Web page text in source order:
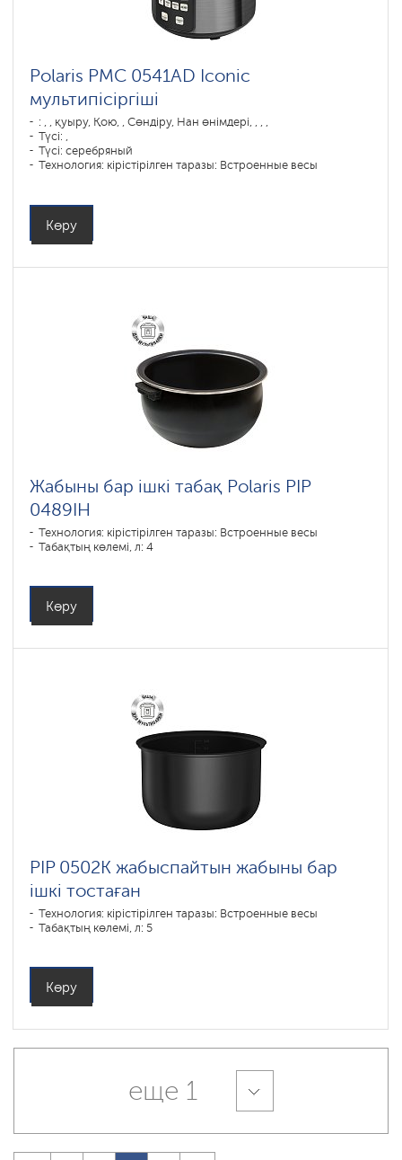
Polaris PMC 0541AD Iconic
мультипісіргіші
: , , қуыру, Қою, , Сөндіру, Нан өнімдері, , , ,
Түсі: ,
Түсі: серебряный
Технология: кірістірілген таразы: Встроенные весы
Қуаты, Вт: 770
Көру
Жабыны бар ішкі табақ Polaris PIP
0489IH
Технология: кірістірілген таразы: Встроенные весы
Табақтың көлемі, л: 4
Көру
PIP 0502K жабыспайтын жабыны бар
ішкі тостаған
Технология: кірістірілген таразы: Встроенные весы
Табақтың көлемі, л: 5
Көру
еще 1